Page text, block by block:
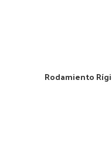
Rodamiento